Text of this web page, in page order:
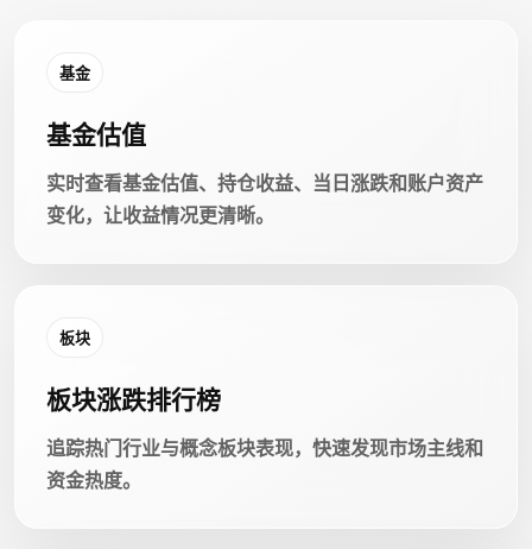
基金
基金估值
实时查看基金估值、持仓收益、当日涨跌和账户资产
变化，让收益情况更清晰。
板块
板块涨跌排行榜
追踪热门行业与概念板块表现，快速发现市场主线和
资金热度。